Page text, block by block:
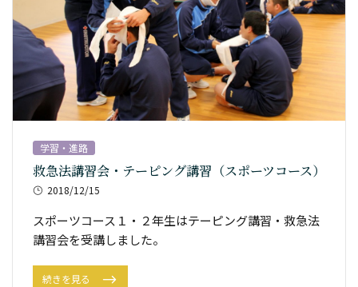
学習・進路
救急法講習会・テーピング講習（スポーツコース）
2018/12/15
スポーツコース１・２年生はテーピング講習・救急法
講習会を受講しました。
続きを見る